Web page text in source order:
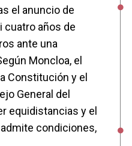
el anuncio de
cuatro años de
ante una
Moncloa, el
Constitución y el
General del
equidistancias y el
condiciones,